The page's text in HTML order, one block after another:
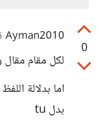
0
Ayman2010
لكل مقام
بدل tu